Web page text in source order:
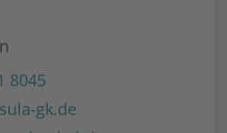
8045
gk.de